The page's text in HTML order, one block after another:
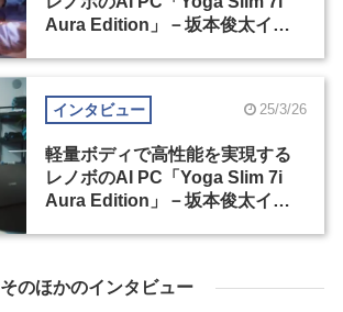
Aura Edition」－坂本俊太イン
インタビュー 25/3/26
軽量ボディで高性能を実現する
レノボのAI PC「Yoga Slim 7i
Aura Edition」－坂本俊太イン
そのほかのインタビュー